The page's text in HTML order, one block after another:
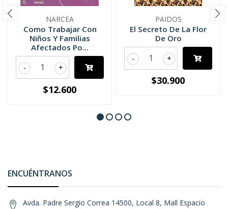
NARCEA
Como Trabajar Con
Niños Y Familias
Afectados Po...
+
-
$12.600
PAIDOS
El Secreto De La Flor
De Oro
+
-
$30.900
ENCUÉNTRANOS
Avda. Padre Sergio Correa 14500, Local 8, Mall Espacio